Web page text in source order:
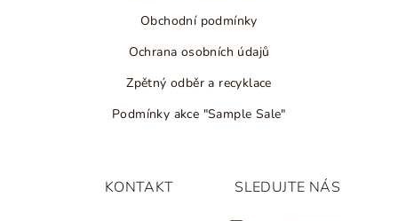
Obchodní podmínky
Ochrana osobních údajů
Zpětný odběr a recyklace
Podmínky akce "Sample Sale"
KONTAKT SLEDUJTE NÁS